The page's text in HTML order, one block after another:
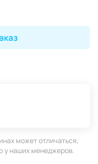
может отличаться,
у наших менеджеров.